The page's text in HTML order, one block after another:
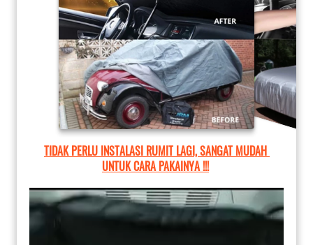
TIDAK PERLU INSTALASI RUMIT LAGI, SANGAT MUDAH
UNTUK CARA PAKAINYA !!!